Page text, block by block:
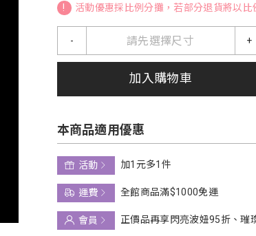
!
活動優惠採比例分攤，若部分退貨將以比
請先選擇尺寸
- +
加入購物車
本商品適用優惠
活動
加1元多1件
運費
全館商品滿$1000免運
會員
正價品再享閃亮波妞95折、璀